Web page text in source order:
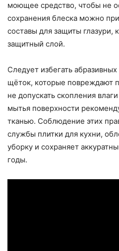
моющее средство, чтобы не
сохранения блеска можно
составы для защиты глазури,
защитный слой.
Следует избегать
щёток, которые повреждают
не допускать скопления
мытья поверхности
тканью. Соблюдение этих
службы плитки для кухни,
уборку и сохраняет
годы.